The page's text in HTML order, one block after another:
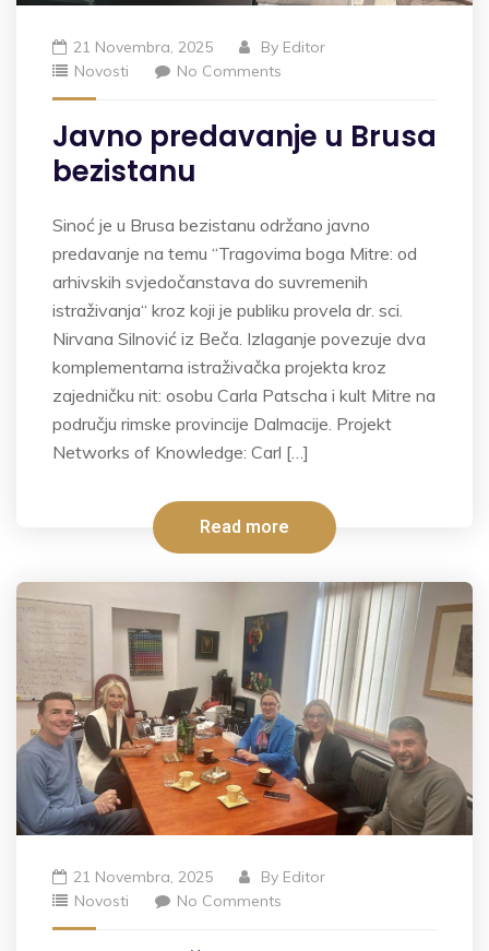
21 Novembra, 2025 By Editor
Novosti
No Comments
Javno predavanje u Brusa
bezistanu
Sinoć je u Brusa bezistanu održano javno
predavanje na temu “Tragovima boga Mitre: od
arhivskih svjedočanstava do suvremenih
istraživanja“ kroz koji je publiku provela dr. sci.
Nirvana Silnović iz Beča. Izlaganje povezuje dva
komplementarna istraživačka projekta kroz
zajedničku nit: osobu Carla Patscha i kult Mitre na
području rimske provincije Dalmacije. Projekt
Networks of Knowledge: Carl […]
Read more
21 Novembra, 2025 By Editor
Novosti
No Comments